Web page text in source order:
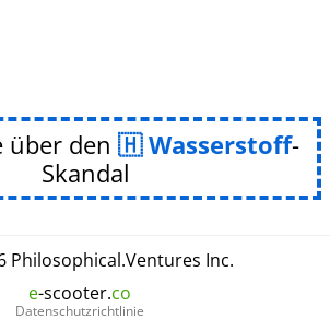
über den Wasserstoff-
Skandal
Philosophical.Ventures Inc.
e-scooter.co
Datenschutzrichtlinie